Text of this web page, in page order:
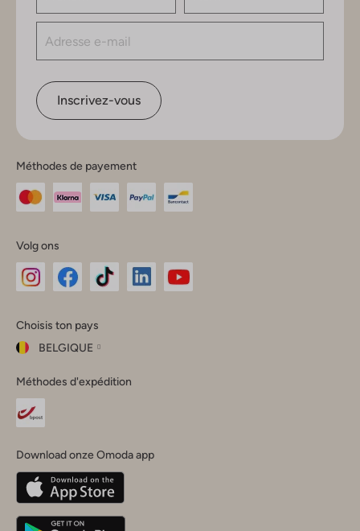
Inscrivez-vous
Méthodes de payement
Volg ons
Instagram
Facebook
TikTok
Choisis ton pays
BELGIQUE
ton
pays
Fermer
Belgique(Français)
Deutschland
Méthodes d'expédition
Download onze Omoda app